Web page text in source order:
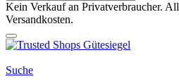
Kein Verkauf an Privatverbraucher.
Versandkosten.
Suche